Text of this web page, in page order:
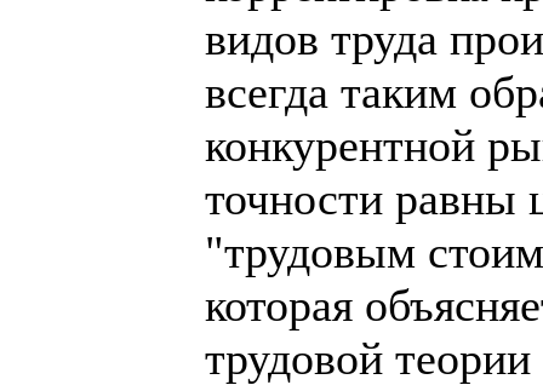
видов труда
всегда таким
конкурентной
точности равны
"трудовым
которая
трудовой